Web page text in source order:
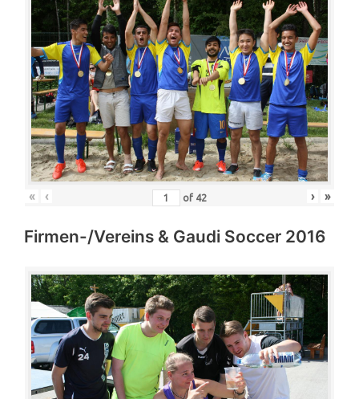
« ‹ of 42 › »
Firmen-/Vereins & Gaudi Soccer 2016